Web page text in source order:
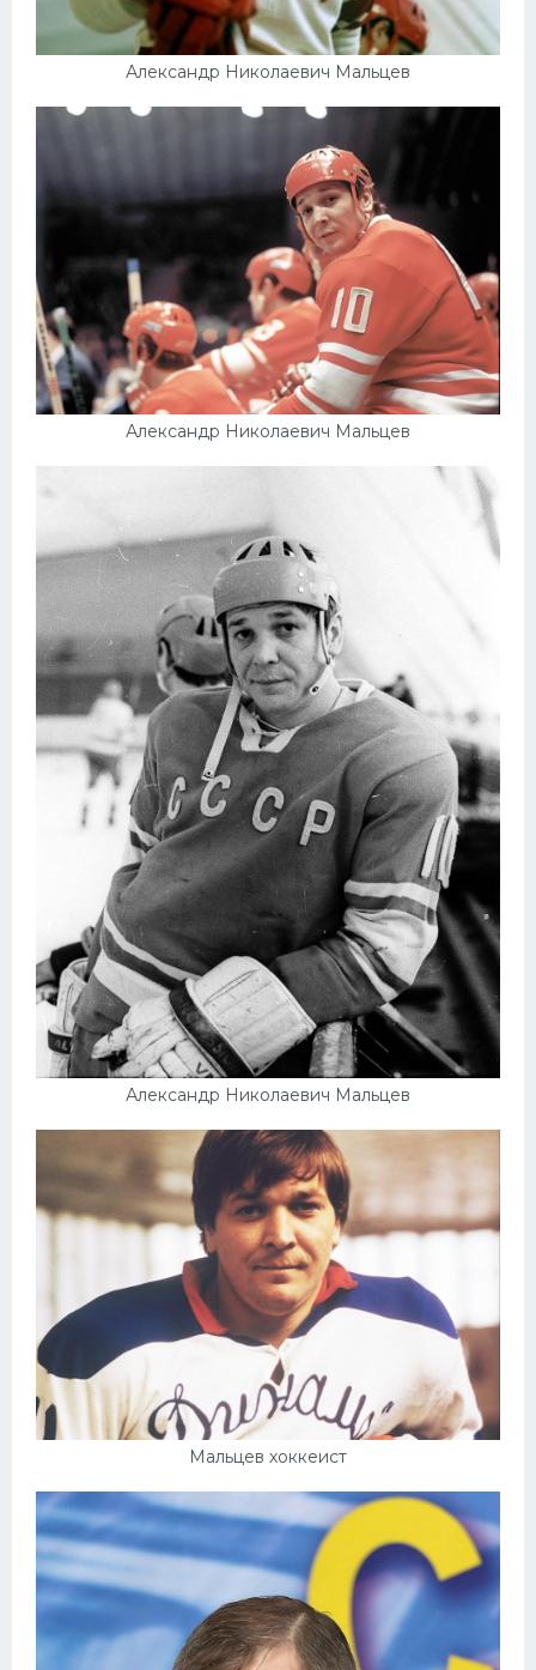
Александр Николаевич Мальцев
Александр Николаевич Мальцев
Александр Николаевич Мальцев
Мальцев хоккеист